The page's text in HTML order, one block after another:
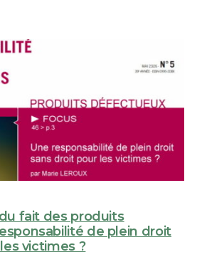
fait des produits
de plein droit
victimes ?